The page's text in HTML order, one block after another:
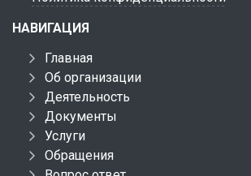
НАВИГАЦИЯ
Главная
Об организации
Деятельность
Документы
Услуги
Обращения